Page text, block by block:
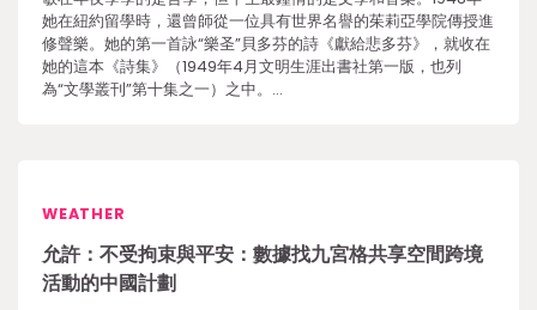
她在紐約留學時，還曾師從一位具有世界名譽的茱莉亞學院傳授進
修聲樂。她的第一首詠“樂圣”貝多芬的詩《獻給悲多芬》，就收在
她的這本《詩集》（1949年4月文明生涯出書社第一版，也列
為“文學叢刊”第十集之一）之中。…
WEATHER
允許：不受拘束與平安：數據找九宮格共享空間跨境
活動的中國計劃